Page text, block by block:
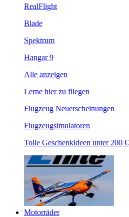
RealFlight
Blade
Spektrum
Hangar 9
Alle anzeigen
Lerne hier zu fliegen
Flugzeug Neuerscheinungen
Flugzeugsimulatoren
Tolle Geschenkideen unter 200 €
Motorräder